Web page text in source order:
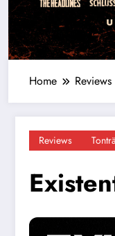
Home Reviews
Reviews